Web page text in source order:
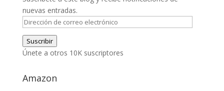
nuevas entradas.
Dirección
correo
electrónico
Suscribir
Únete a otros 10K suscriptores
Amazon